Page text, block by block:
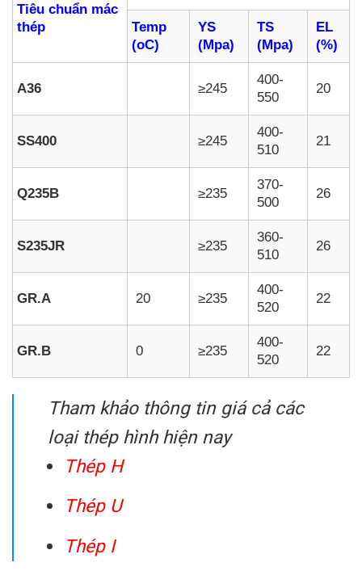
Tiêu chuẩn mác
thép
Temp
(oC)
YS
(Mpa)
TS
(Mpa)
EL
(%)
A36 ≥245
400-
550
20
SS400 ≥245
400-
510
21
Q235B ≥235
370-
500
26
S235JR ≥235
360-
510
26
GR.A 20 ≥235
400-
520
22
GR.B 0 ≥235
400-
520
22
Tham khảo thông tin giá cả các
loại thép hình hiện nay
Thép H
Thép U
Thép I